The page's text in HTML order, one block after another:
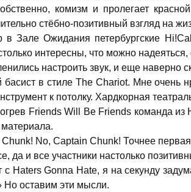
комизм и пролегает
стёбно-позитивный взгляд на
в Зале Ожидания петербургские
интересны, что можно
настроить звук, и еще
в стиле The Chariot. Мне очень
к потолку. Хардкорная
Friends Will Be Friends команда
No, Captain Chunk! Точнее
да и все участники настолько
с Haters Gonna Hate, я на секунду
Но оставим эти мысли.